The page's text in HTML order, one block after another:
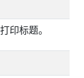
印标题。